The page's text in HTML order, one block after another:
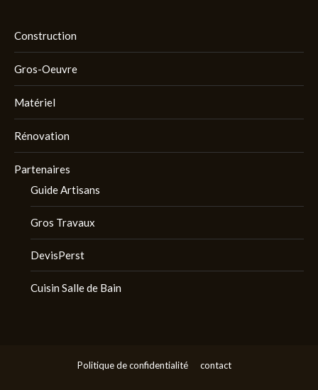
Construction
Gros-Oeuvre
Matériel
Rénovation
Partenaires
Guide Artisans
Gros Travaux
DevisPerst
Cuisin Salle de Bain
Politique de confidentialité contact